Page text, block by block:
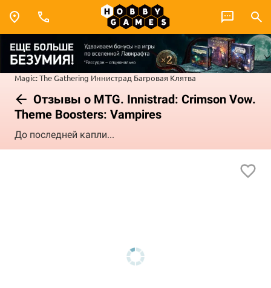
Magic: The Gathering Иннистрад Багровая Клятва
Отзывы о MTG. Innistrad: Crimson Vow.
Theme Boosters: Vampires
До последней капли...